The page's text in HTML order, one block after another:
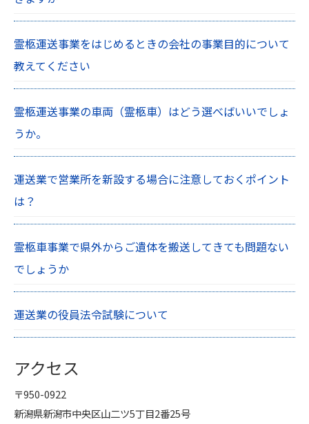
霊柩運送事業をはじめるときの会社の事業目的について
教えてください
霊柩運送事業の車両（霊柩車）はどう選べばいいでしょ
うか。
運送業で営業所を新設する場合に注意しておくポイント
は？
霊柩車事業で県外からご遺体を搬送してきても問題ない
でしょうか
運送業の役員法令試験について
アクセス
〒950-0922
新潟県新潟市中央区山二ツ5丁目2番25号